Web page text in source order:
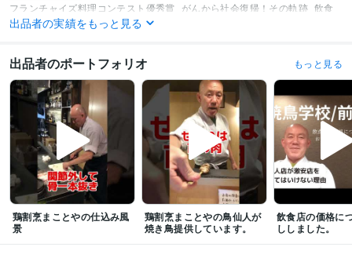
フランチャイズ料理コンテスト優秀賞 がんから社会復帰！その軌跡 飲食
店セミナー 超高級焼き鳥店はこうやって作れ！: 60歳からのチャレンジ
資格・検定
調理師 取得年 : 1994年
得意分野
ビジネス代行・事務代行 焼き鳥屋開業法そして焼師を育てています。 ボ
クシングの基礎を教えます。
焼鳥屋開業 飲食店開業 繁盛店 飲食店経営 焼き鳥 串打ち
ビジネス
コンサルタント
スポーツ ボクシング
学歴
日本デザイナー学院 1978年2月 ~ 1979年3月
出品者の実績をもっと見る
出品者のポートフォリオ もっと見る
鶏割烹まことやの仕込み風
景
鶏割烹まことやの鳥仙人が
焼き鳥提供しています。
飲食店の価格に
ししました。